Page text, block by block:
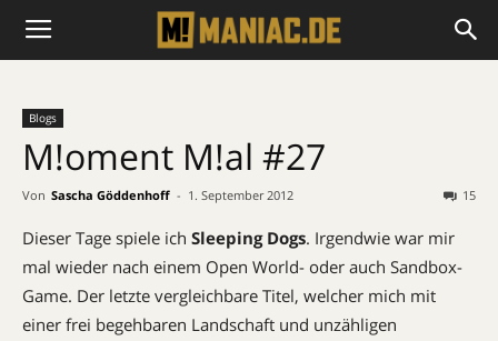
Blogs
M!oment M!al #27
Von Sascha Göddenhoff - 1. September 2012 15
Dieser Tage spiele ich Sleeping Dogs. Irgendwie war mir
mal wieder nach einem Open World- oder auch Sandbox-
Game. Der letzte vergleichbare Titel, welcher mich mit
einer frei begehbaren Landschaft und unzähligen